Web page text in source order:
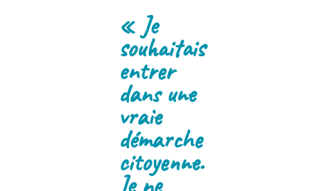
« Je
souhaitais
entrer
dans une
vraie
démarche
citoyenne.